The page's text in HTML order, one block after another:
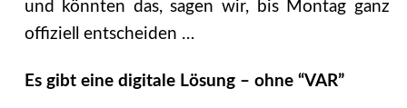
und könnten das, sagen wir, bis Montag ganz
offiziell entscheiden …
Es gibt eine digitale Lösung – ohne “VAR”